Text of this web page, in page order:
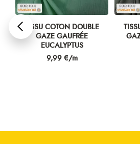
TISSU COTON DOUBLE
GAZE GAUFRÉE
EUCALYPTUS
Prix
9,99 €/m